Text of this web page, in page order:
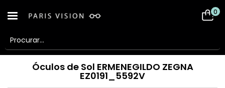
0
Óculos de Sol ERMENEGILDO ZEGNA
EZ0191_5592V